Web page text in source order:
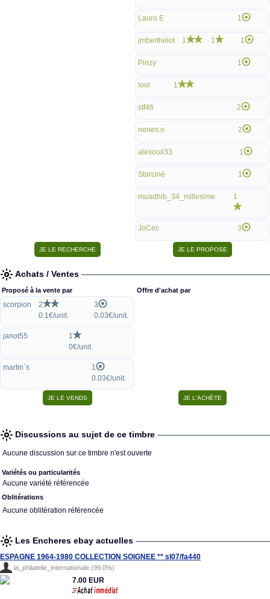
Lauro E 1
jmberthelot 1 1 1
Pinzy 1
lool 1
stf46 2
nenes.o 2
alexouil33 1
Starciné 1
muadhib_34_millesime 1
JoCec 3
Achats / Ventes
Proposé à la vente par
scorpion
2
0.1€/unit.
3
0.03€/unit.
janot55
1
0€/unit.
martin`s
1
0.03€/unit.
Offre d'achat par
Discussions au sujet de ce timbre
Aucune discussion sur ce timbre n'est ouverte
Variétés ou particularités
Aucune variété référencée
Oblitérations
Aucune oblitération référencée
Les Encheres ebay actuelles
ESPAGNE 1964-1980 COLLECTION SOIGNEE ** sl07/fa440
la_philatelie_internationale (99.0%)
7.00 EUR